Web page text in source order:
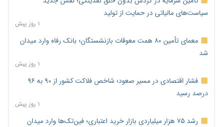
سیاست‌های مالیاتی در حمایت از تولید
۱ روز پیش
معمای تأمین ۸۰ همت معوقات بازنشستگان؛ بانک رفاه وارد میدان
شد
۱ روز پیش
فشار اقتصادی در مسیر صعود؛ شاخص فلاکت کشور از ۹۰ به ۹۶
درصد رسید
۱ روز پیش
رشد ۷۵ هزار میلیاردی بازار خرید اعتباری؛ فین‌تک‌ها وارد میدان